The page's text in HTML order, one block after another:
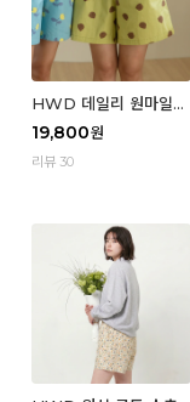
HWD 데일리 원마일
쇼츠 - 03 Poodle (우
먼)
19,800원
리뷰 30